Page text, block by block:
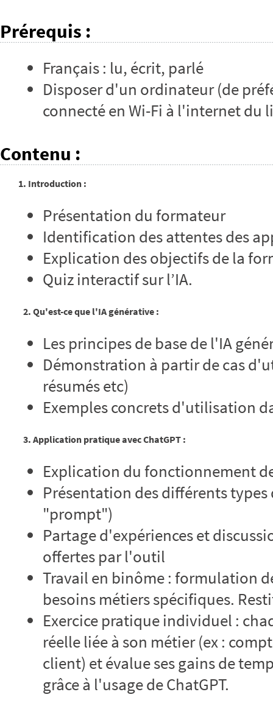
Prérequis :
Français : lu, écrit, parlé
Disposer d'un ordinateur (de
connecté en Wi-Fi à l'internet du
Contenu :
1. Introduction :
Présentation du formateur
Identification des attentes des
Explication des objectifs de la
Quiz interactif sur l’IA.
2. Qu'est-ce que l'IA générative :
Les principes de base de l'IA
Démonstration à partir de cas
résumés etc)
Exemples concrets d'utilisation
3. Application pratique avec ChatGPT :
Explication du fonctionnement
Présentation des différents
"prompt")
Partage d'expériences et
offertes par l'outil
Travail en binôme : formulation
besoins métiers spécifiques.
Exercice pratique individuel :
réelle liée à son métier (ex :
client) et évalue ses gains de
grâce à l'usage de ChatGPT.